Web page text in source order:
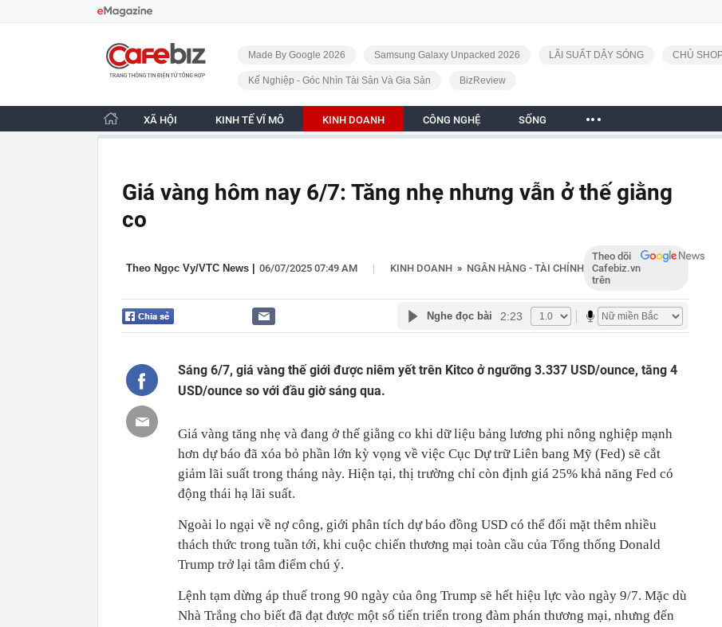
CafeBiz - Trang chủ
Made By Google 2026 Samsung Galaxy Unpacked 2026 LÃI SUẤT DẬY SÓNG CHỦ
Kế Nghiệp - Góc Nhìn Tài Sản Và Gia Sản BizReview
XÃ HỘI KINH TẾ VĨ MÔ KINH DOANH CÔNG NGHỆ SỐNG
Giá vàng hôm nay 6/7: Tăng nhẹ nhưng vẫn ở thế giằng
co
Theo Ngọc Vy/VTC News 06/07/2025 07:49 AM | KINH DOANH » NGÂN HÀNG - TÀI CHÍNH
Theo dõi
Cafebiz.vn
trên
Nghe đọc bài 2:23
Sáng 6/7, giá vàng thế giới được niêm yết trên Kitco ở ngưỡng 3.337 USD/ounce, tăng 4
USD/ounce so với đầu giờ sáng qua.
Giá vàng tăng nhẹ và đang ở thế giằng co khi dữ liệu bảng lương phi nông nghiệp mạnh
hơn dự báo đã xóa bỏ phần lớn kỳ vọng về việc Cục Dự trữ Liên bang Mỹ (Fed) sẽ cắt
giảm lãi suất trong tháng này. Hiện tại, thị trường chỉ còn định giá 25% khả năng Fed có
động thái hạ lãi suất.
Ngoài lo ngại về nợ công, giới phân tích dự báo đồng USD có thể đối mặt thêm nhiều
thách thức trong tuần tới, khi cuộc chiến thương mại toàn cầu của Tổng thống Donald
Trump trở lại tâm điểm chú ý.
Lệnh tạm dừng áp thuế trong 90 ngày của ông Trump sẽ hết hiệu lực vào ngày 9/7. Mặc dù
Nhà Trắng cho biết đã đạt được một số tiến triển trong đàm phán thương mại, nhưng đến